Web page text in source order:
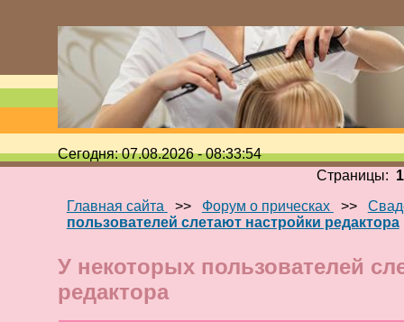
Сегодня: 07.08.2026 - 08:33:54
Страницы: 1
Главная сайта
>> Форум о прическах >>
пользователей слетают настройки редактора
У некоторых пользователей
редактора